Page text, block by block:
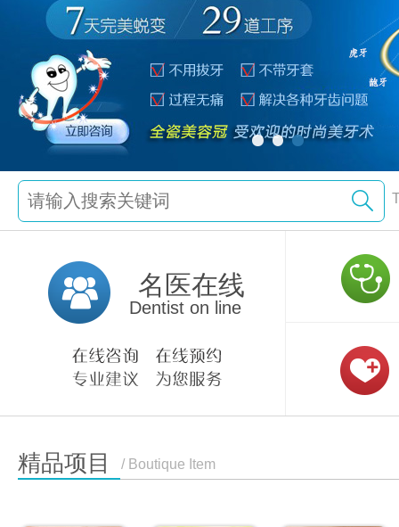
名医在线
Dentist on line
精品项目 / Boutique Item